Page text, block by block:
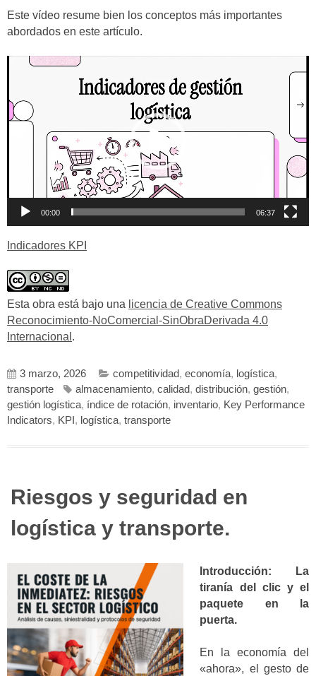
Este vídeo resume bien los conceptos más importantes
abordados en este artículo.
Reproductor
00:00 06:37
Indicadores KPI
Esta obra está bajo una licencia de Creative Commons
Reconocimiento-NoComercial-SinObraDerivada 4.0
Internacional .
3 marzo, 2026 competitividad, economía, logística,
transporte
almacenamiento, calidad, distribución, gestión,
gestión logística, índice de rotación, inventario, Key Performance
Indicators, KPI , logística, transporte
Riesgos y seguridad en
logística y transporte.
Introducción: La
tiranía del clic y el
paquete en la
puerta.
En la economía del
«ahora», el gesto de